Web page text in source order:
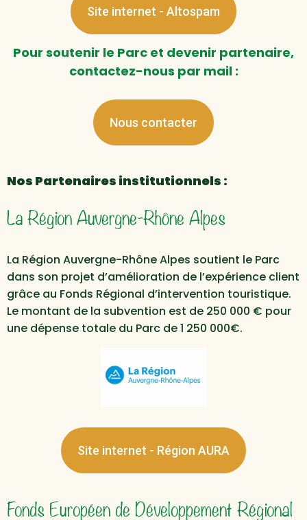
Site internet - Altospam
Pour soutenir le Parc et devenir partenaire,
contactez-nous par mail :
Nous contacter
Nos Partenaires institutionnels :
La Région Auvergne-Rhône Alpes
La Région Auvergne-Rhône Alpes soutient le Parc
dans son projet d’amélioration de l’expérience client
grâce au Fonds Régional d’intervention touristique.
Le montant de la subvention est de 250 000 € pour
une dépense totale du Parc de 1 250 000€.
Site internet - Région AURA
Fonds Européen de Développement Régional